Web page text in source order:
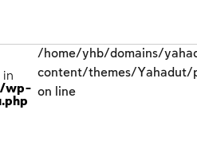
in
wp-
/home/yhb/domains/
content/themes/Yahadut/
on line